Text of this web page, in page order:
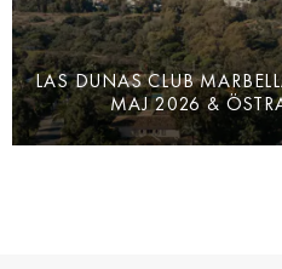
LAS DUNAS CLUB
MAJ 2026 &